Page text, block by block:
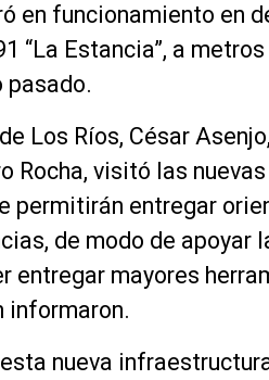
en funcionamiento en
“La Estancia”, a
pasado.
Los Ríos, César
Rocha, visitó las
permitirán entregar
de modo de apoyar
mayores
informaron.
nueva